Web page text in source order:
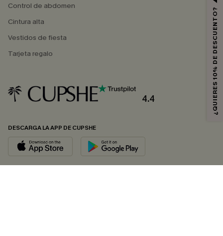
Control de abdomen
Cintura alta
Vestidos de fiesta
Tarjeta regalo
4.4
DESCARGA LA APP DE CUPSHE
¿QUIERES 10% DE DESCUENTO?